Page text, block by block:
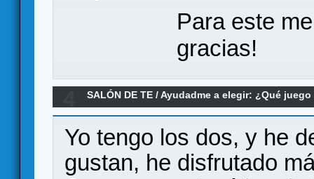
Para este
gracias!
SALÓN DE TE /Ayudadme a elegir: ¿Qué
Yo tengo los dos, y he
gustan, he disfrutado